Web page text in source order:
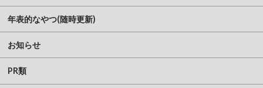
年表的なやつ(随時更新)
お知らせ
PR類